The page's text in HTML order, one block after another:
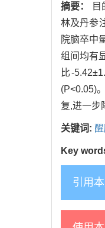
摘要：
目
林及丹参
院脑卒中
组间均有
比-
(P<0.05)
复,进一步
关键词:
Key
引用